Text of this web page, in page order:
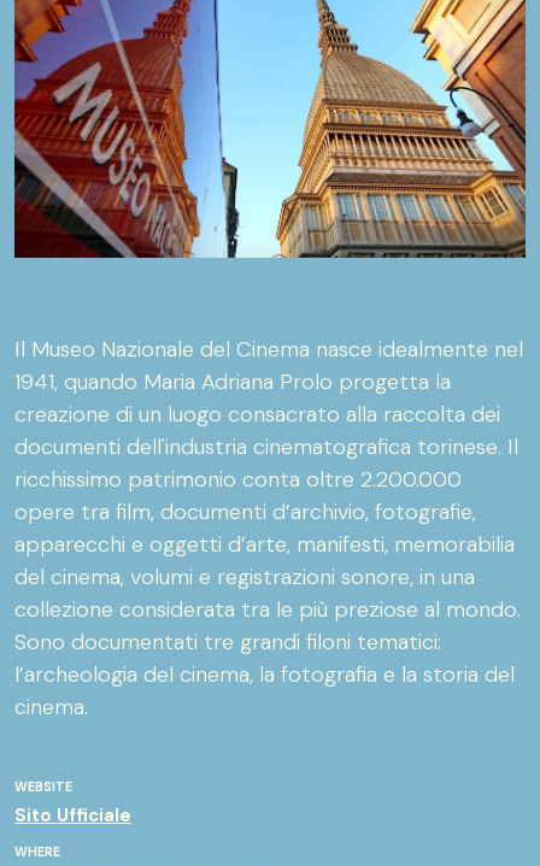
WEBSITE
Sito Ufficiale
WHERE
Il Museo Nazionale del Cinema nasce idealmente nel
1941, quando Maria Adriana Prolo progetta la
creazione di un luogo consacrato alla raccolta dei
documenti dell'industria cinematografica torinese. Il
ricchissimo patrimonio conta oltre 2.200.000
opere tra film, documenti d’archivio, fotografie,
apparecchi e oggetti d’arte, manifesti, memorabilia
del cinema, volumi e registrazioni sonore, in una
collezione considerata tra le più preziose al mondo.
Sono documentati tre grandi filoni tematici:
l’archeologia del cinema, la fotografia e la storia del
cinema.